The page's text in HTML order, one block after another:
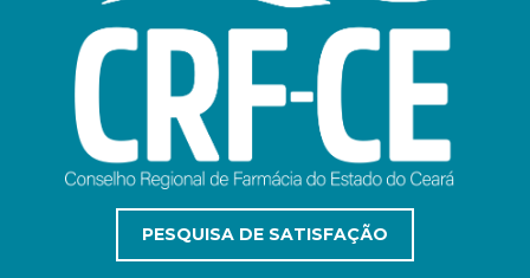
PESQUISA DE SATISFAÇÃO